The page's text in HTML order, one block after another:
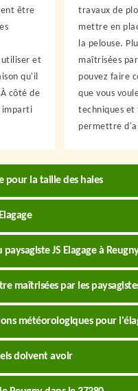
être
utiliser et
qu'il
côté de
imparti
travaux de
mettre en
la pelouse.
maîtrisées
pouvez faire
que vous
techniques et
permettre
pour la taille des haies
JS Elagage à
maîtrisées par les
météorologiques pour
doivent avoir